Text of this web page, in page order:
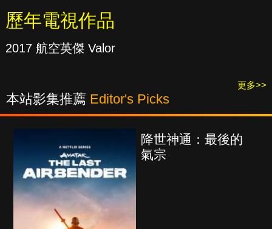
歷年電視作品
2017 航空英傑 Valor
更多>>
本站影集推薦 Editor's Picks
降世神通：最後的
氣宗